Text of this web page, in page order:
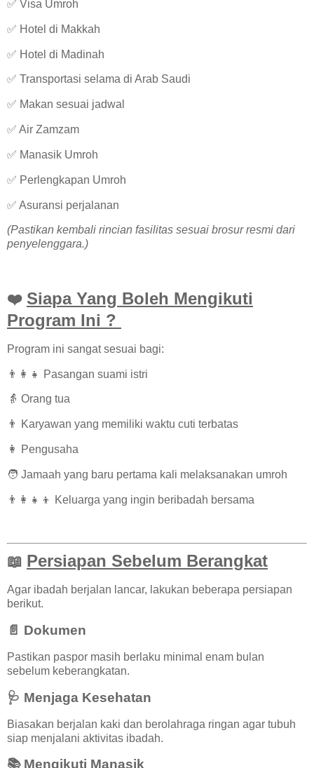
✅ Visa Umroh
✅ Hotel di Makkah
✅ Hotel di Madinah
✅ Transportasi selama di Arab Saudi
✅ Makan sesuai jadwal
✅ Air Zamzam
✅ Manasik Umroh
✅ Perlengkapan Umroh
✅ Asuransi perjalanan
(Pastikan kembali rincian fasilitas sesuai brosur resmi dari
penyelenggara.)
❤️ Siapa Yang Boleh Mengikuti
Program Ini ?
Program ini sangat sesuai bagi:
👨‍👩‍👧 Pasangan suami istri
👵 Orang tua
👨 Karyawan yang memiliki waktu cuti terbatas
👩 Pengusaha
🧑 Jamaah yang baru pertama kali melaksanakan umroh
👨‍👩‍👧‍👦 Keluarga yang ingin beribadah bersama
📖 Persiapan Sebelum Berangkat
Agar ibadah berjalan lancar, lakukan beberapa persiapan
berikut.
📄 Dokumen
Pastikan paspor masih berlaku minimal enam bulan
sebelum keberangkatan.
🩺 Menjaga Kesehatan
Biasakan berjalan kaki dan berolahraga ringan agar tubuh
siap menjalani aktivitas ibadah.
📚 Mengikuti Manasik